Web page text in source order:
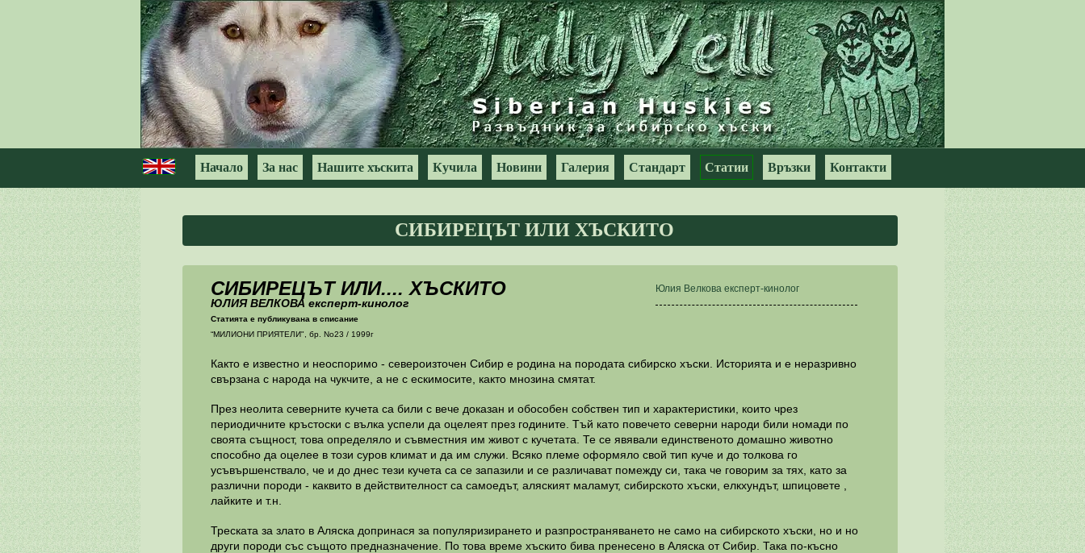
Начало За нас Нашите хъскита Кучила Новини Галерия Стандарт Статии Връзки Контакти
СИБИРЕЦЪТ ИЛИ ХЪСКИТО
Юлия Велкова експерт-кинолог
СИБИРЕЦЪТ ИЛИ.... ХЪСКИТО
ЮЛИЯ ВЕЛКОВА експерт-кинолог
Статията е публикувана в списание
“МИЛИОНИ ПРИЯТЕЛИ", бр. No23 / 1999г
Както е известно и неоспоримо - североизточен Сибир е родина на породата сибирско хъски. Историята и е неразривно
свързана с народа на чукчите, а не с ескимосите, както мнозина смятат.
През неолита северните кучета са били с вече доказан и обособен собствен тип и характеристики, които чрез
периодичните кръстоски с вълка успели да оцелеят през годините. Тъй като повечето северни народи били номади по
своята същност, това определяло и съвместния им живот с кучетата. Те се явявали единственото домашно животно
способно да оцелее в този суров климат и да им служи. Всяко племе оформяло свой тип куче и до толкова го
усъвършенствало, че и до днес тези кучета са се запазили и се различават помежду си, така че говорим за тях, като за
различни породи - каквито в действителност са самоедът, аляският маламут, сибирското хъски, елкхундът, шпицовете ,
лайките и т.н.
Треската за злато в Аляска допринася за популяризирането и разпространяването не само на сибирското хъски, но и но
други породи със същото предназначение. По това време хъскито бива пренесено в Аляска от Сибир. Така по-късно